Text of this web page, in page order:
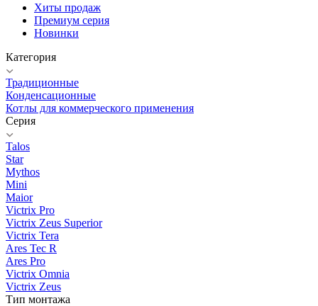
Хиты продаж
Премиум серия
Новинки
Категория
Традиционные
Конденсационные
Котлы для коммерческого применения
Серия
Talos
Star
Mythos
Mini
Maior
Victrix Pro
Victrix Zeus Superior
Victrix Tera
Ares Tec R
Ares Pro
Victrix Omnia
Victrix Zeus
Тип монтажа